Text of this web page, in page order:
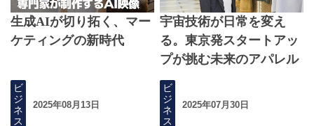
生成AIが切り拓く、マー
ケティングの新時代
ビ
ジ
ネ
ス
2025年08月13日
宇宙技術が日常を変え
る。東京発スタートアッ
プが挑む未来のアパレル
ビ
ジ
ネ
ス
2025年07月30日